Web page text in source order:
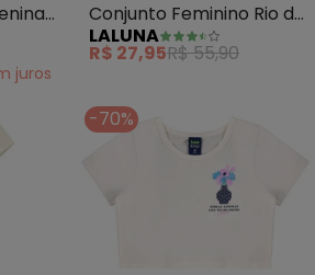
juros
Conjunto Feminino Rio de
Janeiro (Creme)
LALUNA
R$ 27,95R$ 55,90
-70%